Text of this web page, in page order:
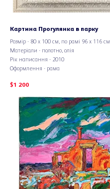
Картина Прогулянка в парку
Розмір - 80 х 100 см, по рамі 96 х 116 см
Матеріали - полотно, олія
Рік написання - 2010
Оформлення - рама
$1 200